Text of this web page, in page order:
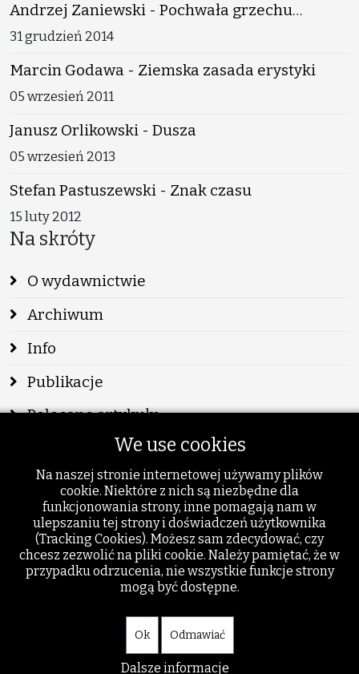
Andrzej Zaniewski - Pochwała grzechu…
31 grudzień 2014
Marcin Godawa - Ziemska zasada erystyki
05 wrzesień 2011
Janusz Orlikowski - Dusza
05 wrzesień 2013
Stefan Pastuszewski - Znak czasu
15 luty 2012
Na skróty
O wydawnictwie
Archiwum
Info
Publikacje
Polecane artykuły
Polecane książki
Nadesłane
Szukaj
Dodatki
We use cookies
Na naszej stronie internetowej używamy plików
cookie. Niektóre z nich są niezbędne dla
funkcjonowania strony, inne pomagają nam w
ulepszaniu tej strony i doświadczeń użytkownika
(Tracking Cookies). Możesz sam zdecydować, czy
chcesz zezwolić na pliki cookie. Należy pamiętać, że w
przypadku odrzucenia, nie wszystkie funkcje strony
mogą być dostępne.
Ok Odmawiać
Dalsze informacje